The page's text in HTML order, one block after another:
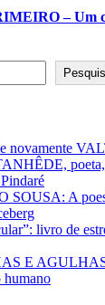
– Um
novamente
poeta,
SOUSA: A
livro de
E AGULHAS:
humano